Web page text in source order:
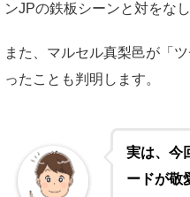
ンJPの鉄板シーンと対をな
また、マルセル真梨邑が「
ったことも判明します。
実は、今
ードが敬